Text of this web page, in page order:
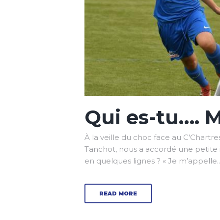
Qui es-tu….
À la veille du choc face au
Tanchot, nous a accordé une
en quelques lignes ? « Je
READ MORE